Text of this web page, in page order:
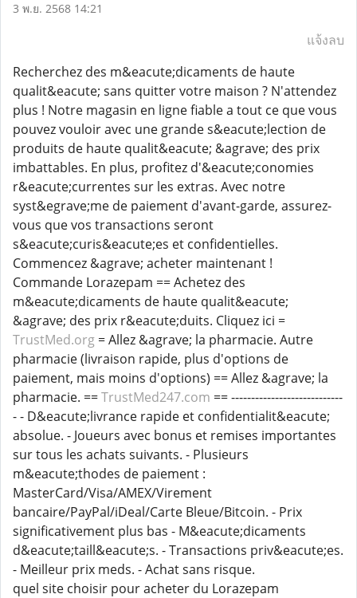
3 พ.ย. 2568 14:21
แจ้งลบ
Recherchez des m&eacute;dicaments de haute
qualit&eacute; sans quitter votre maison ? N'attendez
plus ! Notre magasin en ligne fiable a tout ce que vous
pouvez vouloir avec une grande s&eacute;lection de
produits de haute qualit&eacute; &agrave; des prix
imbattables. En plus, profitez d'&eacute;conomies
r&eacute;currentes sur les extras. Avec notre
syst&egrave;me de paiement d'avant-garde, assurez-
vous que vos transactions seront
s&eacute;curis&eacute;es et confidentielles.
Commencez &agrave; acheter maintenant !
Commande Lorazepam == Achetez des
m&eacute;dicaments de haute qualit&eacute;
&agrave; des prix r&eacute;duits. Cliquez ici =
TrustMed.org = Allez &agrave; la pharmacie. Autre
pharmacie (livraison rapide, plus d'options de
paiement, mais moins d'options) == Allez &agrave; la
pharmacie. ==TrustMed247.com == ----------------------------
- - D&eacute;livrance rapide et confidentialit&eacute;
absolue. - Joueurs avec bonus et remises importantes
sur tous les achats suivants. - Plusieurs
m&eacute;thodes de paiement :
MasterCard/Visa/AMEX/Virement
bancaire/PayPal/iDeal/Carte Bleue/Bitcoin. - Prix
significativement plus bas - M&eacute;dicaments
d&eacute;taill&eacute;s. - Transactions priv&eacute;es.
- Meilleur prix meds. - Achat sans risque.
quel site choisir pour acheter du Lorazepam